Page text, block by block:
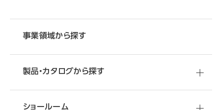
事業領域から探す
製品・カタログから探す
ショールーム